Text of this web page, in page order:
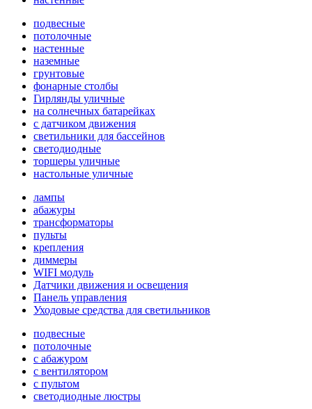
подвесные
потолочные
настенные
наземные
грунтовые
фонарные столбы
Гирлянды уличные
на солнечных батарейках
с датчиком движения
светильники для бассейнов
светодиодные
торшеры уличные
настольные уличные
лампы
абажуры
трансформаторы
пульты
крепления
диммеры
WIFI модуль
Датчики движения и освещения
Панель управления
Уходовые средства для светильников
подвесные
потолочные
с абажуром
с вентилятором
с пультом
светодиодные люстры